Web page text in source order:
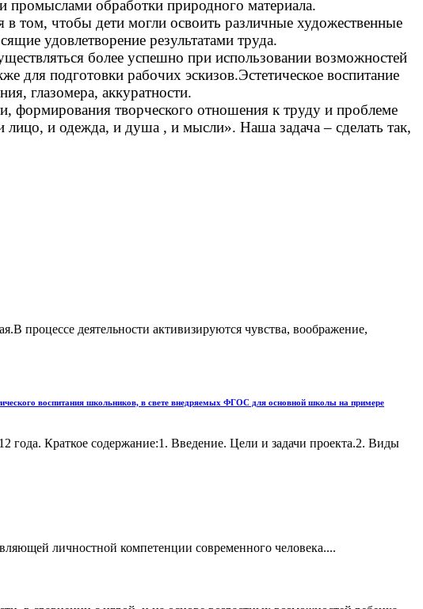
обработки природного материала.
в том, чтобы дети могли освоить различные художественные
удовлетворение результатами труда.
более успешно при использовании возможностей
для подготовки рабочих эскизов.Эстетическое воспитание
глазомера, аккуратности.
формирования творческого отношения к труду и проблеме
и одежда, и душа , и мысли». Наша задача – сделать так,
процессе деятельности активизируются чувства, воображение,
воспитания школьников, в свете внедряемых ФГОС для основной школы на примере
Краткое содержание:1. Введение. Цели и задачи проекта.2. Виды
личностной компетенции современного человека....